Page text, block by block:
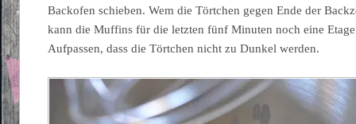
Backofen schieben. Wem die Törtchen gegen Ende der
kann die Muffins für die letzten fünf Minuten noch eine Etage
Aufpassen, dass die Törtchen nicht zu Dunkel werden.